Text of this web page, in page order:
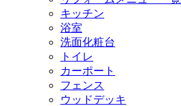
キッチン
浴室
洗面化粧台
トイレ
カーポート
フェンス
ウッドデッキ